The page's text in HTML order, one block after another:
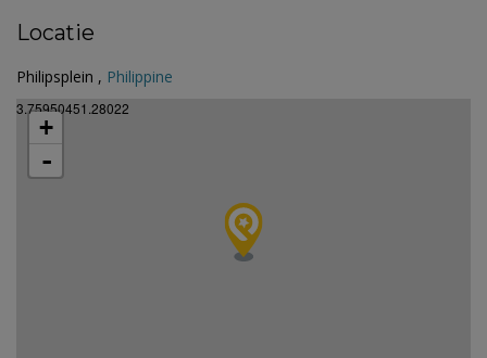
Locatie
Philipsplein , Philippine
3.75950451.28022
+
-